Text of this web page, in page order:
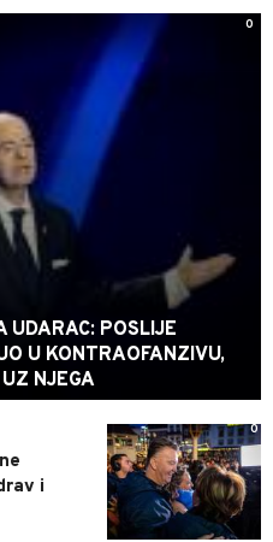
0
UDARAC: POSLIJE
U KONTRAOFANZIVU,
NJEGA
0
i